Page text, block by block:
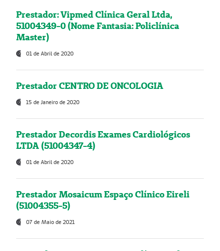
Prestador: Vipmed Clínica Geral Ltda,
51004349-0 (Nome Fantasia: Policlínica
Master)
01 de Abril de 2020
Prestador CENTRO DE ONCOLOGIA
15 de Janeiro de 2020
Prestador Decordis Exames Cardiológicos
LTDA (51004347-4)
01 de Abril de 2020
Prestador Mosaicum Espaço Clínico Eireli
(51004355-5)
07 de Maio de 2021